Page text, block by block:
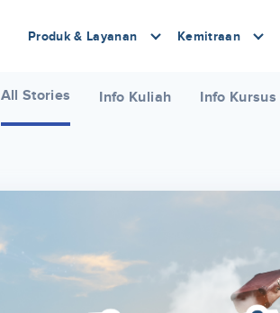
Produk & Layanan Kemitraan
All Stories Info Kuliah Info Kursus